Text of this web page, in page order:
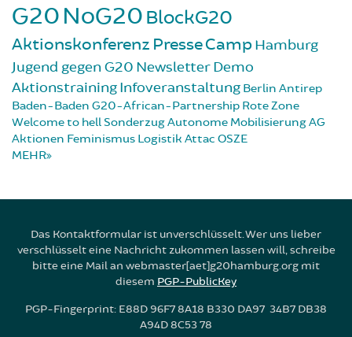
G20NoG20 BlockG20
Aktionskonferenz PresseCampHamburg
Jugend gegen G20 NewsletterDemo
AktionstrainingInfoveranstaltung Berlin Antirep
Baden-Baden G20-African-Partnership Rote Zone
Welcome to hellSonderzugAutonome MobilisierungAG
Aktionen Feminismus Logistik Attac OSZE
MEHR
Das Kontaktformular ist unverschlüsselt. Wer uns lieber
verschlüsselt eine Nachricht zukommen lassen will, schreibe
bitte eine Mail an webmaster[aet]g20hamburg.org mit
diesem PGP-PublicKey
PGP-Fingerprint: E88D 96F7 8A18 B330 DA97 34B7 DB38
A94D 8C53 78